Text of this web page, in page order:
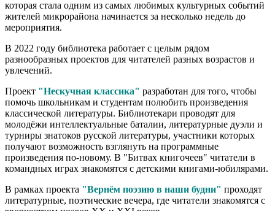
которая стала одним из самых любимых культурных событий
жителей микрорайона начинается за несколько недель до
мероприятия.
В 2022 году библиотека работает с целым рядом
разнообразных проектов для читателей разных возрастов и
увлечений.
Проект "Нескучная классика" разработан для того, чтобы
помочь школьникам и студентам полюбить произведения
классической литературы. Библиотекари проводят для
молодёжи интеллектуальные баталии, литературные дуэли и
турниры знатоков русской литературы, участники которых
получают возможность взглянуть на программные
произведения по-новому. В "Битвах книгочеев" читатели в
командных играх знакомятся с детскими книгами-юбилярами.
В рамках проекта "Вернём поэзию в наши будни" проходят
литературные, поэтические вечера, где читатели знакомятся с